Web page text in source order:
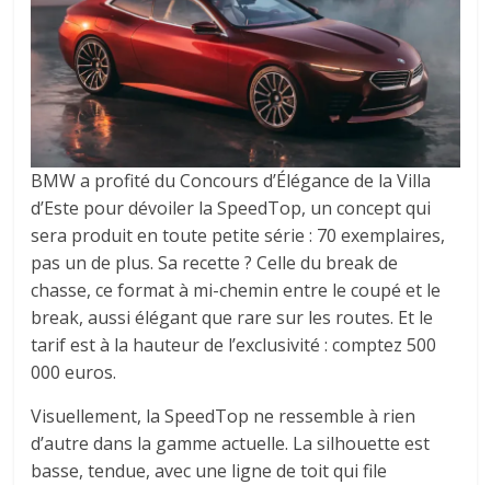
BMW a profité du Concours d’Élégance de la Villa
d’Este pour dévoiler la SpeedTop, un concept qui
sera produit en toute petite série : 70 exemplaires,
pas un de plus. Sa recette ? Celle du break de
chasse, ce format à mi-chemin entre le coupé et le
break, aussi élégant que rare sur les routes. Et le
tarif est à la hauteur de l’exclusivité : comptez 500
000 euros.
Visuellement, la SpeedTop ne ressemble à rien
d’autre dans la gamme actuelle. La silhouette est
basse, tendue, avec une ligne de toit qui file